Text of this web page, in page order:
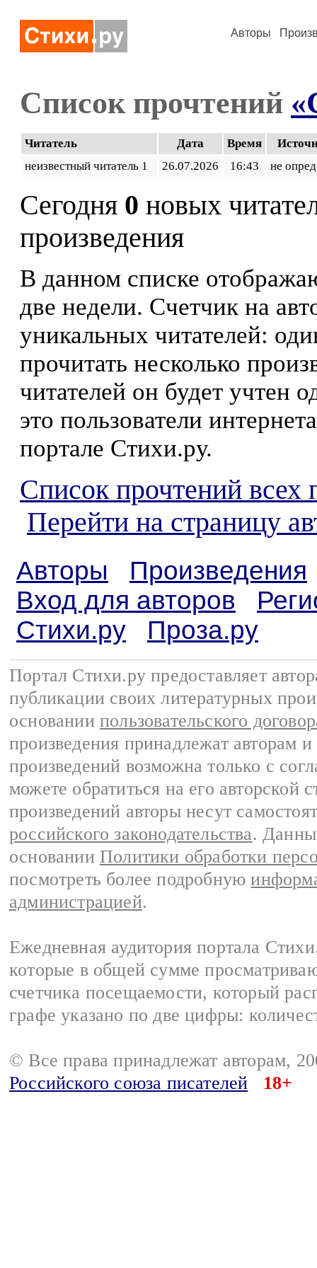
Авторы
Список прочтений
Читатель Дата Время
неизвестный читатель 1
26.07.2026 16:43 не
Сегодня 0 новых
произведения
В данном списке
две недели. Счетчик на
уникальных читателей:
прочитать несколько
читателей он будет учтен
это пользователи
портале Стихи.ру.
Список прочтений всех
Перейти на страницу
Авторы
Произведения
Вход для авторов
Стихи.ру
Проза.ру
Портал Стихи.ру предоставляет
публикации своих литературных
основании пользовательского
произведения принадлежат авторам
произведений возможна только с
можете обратиться на его авторской
произведений авторы несут
российского законодательства.
основании Политики обработки
посмотреть более подробную
администрацией.
Ежедневная аудитория портала
которые в общей сумме
счетчика посещаемости, который
графе указано по две цифры:
© Все права принадлежат авторам,
Российского союза писателей
18+